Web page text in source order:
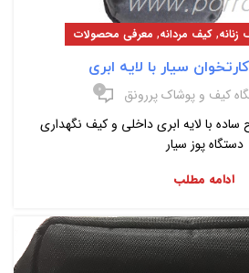
زنانه, کیف مردانه, معرفی محصولات
سیار با لایه ابری
کیف و پوشاک پررونق ۰
ساده با لایه ابری داخلی و کیف نگهداری
دستگاه پوز سیار
ادامه مطلب